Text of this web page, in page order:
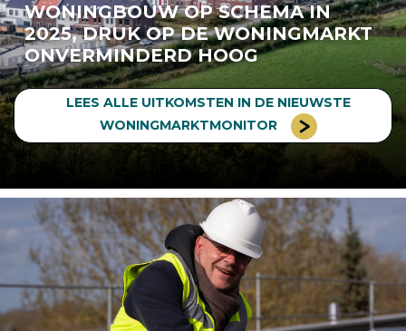
WONINGBOUW OP SCHEMA IN
2025, DRUK OP DE WONINGMARKT
ONVERMINDERD HOOG
LEES ALLE UITKOMSTEN IN DE NIEUWSTE
WONINGMARKTMONITOR